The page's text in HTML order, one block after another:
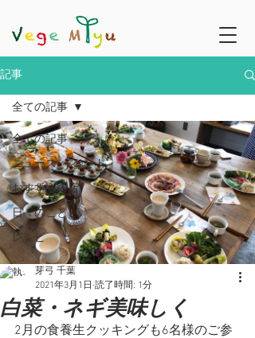
記事
全ての記事
ニュース/イベント
おすすめの店
日々のこと
レシピ
全ての記事
白菜・ネギ美味しく
芽弓 千葉
2021年3月1日 読了時間: 1分
2月の食養生クッキングも6名様のご参